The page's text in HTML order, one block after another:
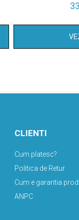
CLIENTI
Cum platesc?
Politica de Retur
Cum e garantia
ANPC